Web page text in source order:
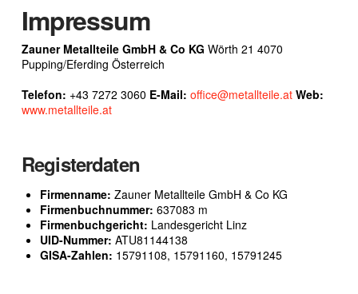
Impressum
Zauner Metallteile GmbH & Co KG Wörth 21 4070
Pupping/Eferding Österreich
Telefon: +43 7272 3060 E-Mail: office@metallteile.at Web:
www.metallteile.at
Registerdaten
Firmenname: Zauner Metallteile GmbH & Co KG
Firmenbuchnummer: 637083 m
Firmenbuchgericht: Landesgericht Linz
UID-Nummer: ATU81144138
GISA-Zahlen: 15791108, 15791160, 15791245